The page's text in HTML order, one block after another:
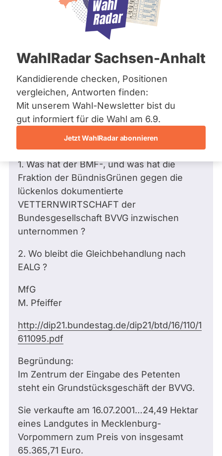
Bremen
Hamburg
Mecklenburg-Vorpommern
Nordrhein-Westfalen
Saarland
Sachsen
Sachsen-Anhalt
Sachsen-Anhalt
Schleswig-Holstein
Thüringen
Archiv
Über uns
Spenden
WahlRadar Sachsen-Anhalt
Kandidierende checken, Positionen
vergleichen, Antworten finden:
Mit unserem Wahl-Newsletter bist du
gut informiert für die Wahl am 6.9.
Jetzt WahlRadar abonnieren
23.04.2009
Frage an Harald Terpe vonMichael P.
bezüglich Recht
Sehr geehrter Herr Dr. Terpe,
die nachstehende Petition wurde an alle
Fraktionen und den BMF wegen lückenlos
dokumentierter BVVG-
VETTERNWIRTSCHAFT überwiesen.
1. Was hat der BMF-, und was hat die
Fraktion der BündnisGrünen gegen die
lückenlos dokumentierte
VETTERNWIRTSCHAFT der
Bundesgesellschaft BVVG inzwischen
unternommen ?
2. Wo bleibt die Gleichbehandlung nach
EALG ?
MfG
M. Pfeiffer
http://dip21.bundestag.de/dip21/btd/16/110/1
611095.pdf
Begründung:
Im Zentrum der Eingabe des Petenten
steht ein Grundstücksgeschäft der BVVG.
Sie verkaufte am 16.07.2001…24,49 Hektar
eines Landgutes in Mecklenburg-
Vorpommern zum Preis von insgesamt
65.365,71 Euro.